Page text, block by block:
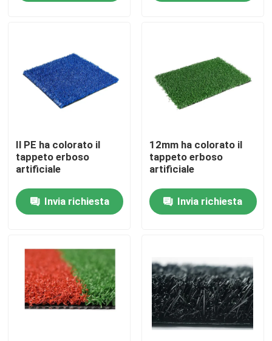
Video
Chi siamo
Giro della fabbrica
Casi
Il PE ha colorato il
tappeto erboso
artificiale
Invia richiesta
12mm ha colorato il
tappeto erboso
artificiale
Invia richiesta